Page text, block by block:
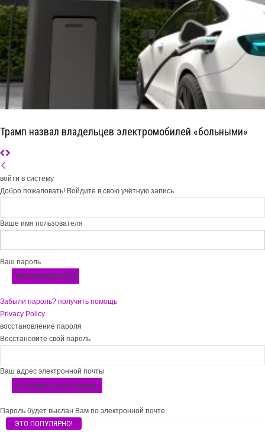
Трамп назвал владельцев электромобилей «больными»
войти в систему
Добро пожаловать! Войдите в свою учётную запись
Ваше имя пользователя
Ваш пароль
Забыли пароль? получить помощь
Privacy Policy
восстановление пароля
Восстановите свой пароль
Ваш адрес электронной почты
Пароль будет выслан Вам по электронной почте.
ЭТО ПОПУЛЯРНО!